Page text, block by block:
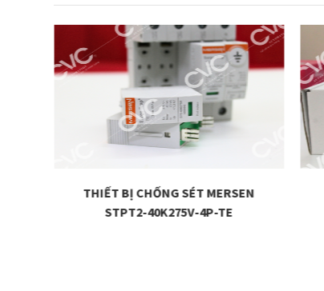
THIẾT BỊ CHỐNG SÉT MERSEN
STPT2-40K275V-4P-TE